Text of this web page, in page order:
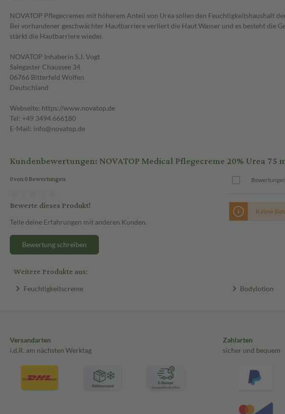
NOVATOP Pflegecremes mit höherem Anteil von Urea sollen den Feuchtigkeitshaushalt
Bei vorhandener geschwächter Hautbarriere verliert die Haut Wasser und es besteht die
stärkt die Hautbarriere wieder.
NOVATOP Inhaberin S.J. Vogt
Salegaster Chaussee 34
06766 Bitterfeld Wolfen
Deutschland
Webseite: https://www.novatop.de
Tel: +49 3494 666180
E-Mail: info@novatop.de
Kundenbewertungen: NOVATOP Medical Pflegecreme 20% Urea 75
0 von 0 Bewertungen
Bewerte dieses Produkt!
Teile deine Erfahrungen mit anderen Kunden.
Bewertung schreiben
Keine
Weitere Produkte aus:
Feuchtigkeitscreme Bodylotion
Versandarten
i.d.R. am nächsten Werktag
Zahlarten
sicher und bequem